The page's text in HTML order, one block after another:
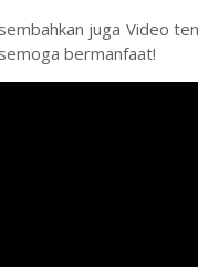
juga Video
bermanfaat!